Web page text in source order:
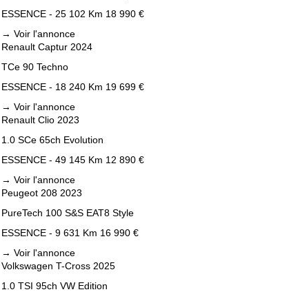
ESSENCE - 25 102 Km 18 990 €
→ Voir l'annonce
Renault Captur 2024
TCe 90 Techno
ESSENCE - 18 240 Km 19 699 €
→ Voir l'annonce
Renault Clio 2023
1.0 SCe 65ch Evolution
ESSENCE - 49 145 Km 12 890 €
→ Voir l'annonce
Peugeot 208 2023
PureTech 100 S&S EAT8 Style
ESSENCE - 9 631 Km 16 990 €
→ Voir l'annonce
Volkswagen T-Cross 2025
1.0 TSI 95ch VW Edition